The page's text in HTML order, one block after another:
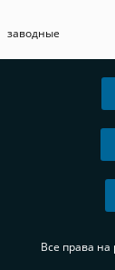
заводные
Все права